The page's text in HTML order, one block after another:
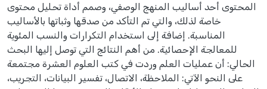
المحتوى أحد أساليب المنهج الوصفي، ‏وصمم أداة تحليل محتوى
خاصة لذلك، والتي تم التأكد من صدقها وثباتها بالأساليب
المناسبة. ‏إضافة إلى استخدام التكرارات والنسب المئوية
للمعالجة الإحصائية. من أهم النتائج التي توصل ‏إليها البحث
الحالي: أن عمليات العلم وردت في كتب العلوم العشرة مجتمعة
على النحو الآتي: ‏الملاحظة، الاتصال، تفسير البيانات، التجريب،